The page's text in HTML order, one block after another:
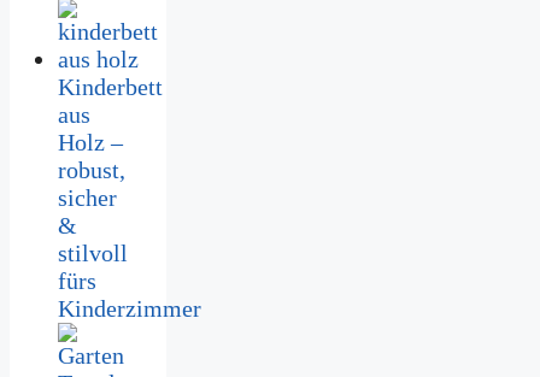
Kinderbett
aus
Holz –
robust,
sicher
&
stilvoll
fürs
Kinderzimmer